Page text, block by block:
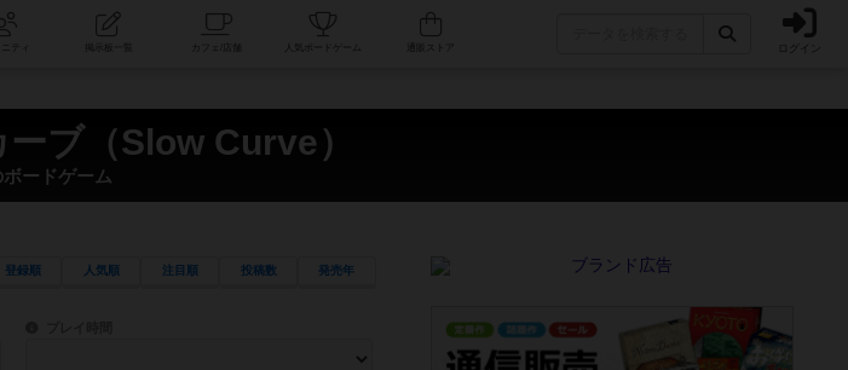
コミュニティ 人気ボードゲーム ログイン
ブ（Slow Curve）
ボードゲーム
登録順 人気順 注目順 投稿数 発売年
目安となる所要時間を指定することができます。マニュアルを読む時間や参加者へのルール説明時間は含まれていないため、初めて